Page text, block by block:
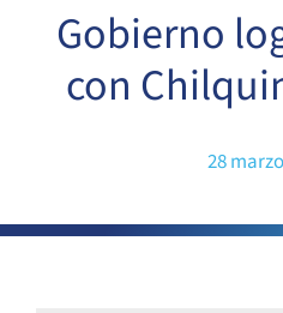
Gobierno
con
28